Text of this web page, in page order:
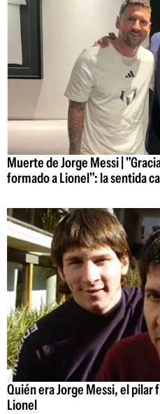
Muerte de Jorge Messi |
formado a Lionel": la sentida
Quién era Jorge Messi, el
Lionel